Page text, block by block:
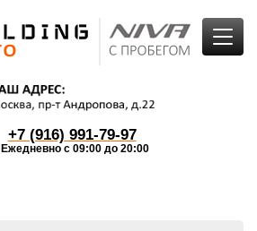
+7 (916) 991-79-97
Ежедневно с 09:00 до 20:00